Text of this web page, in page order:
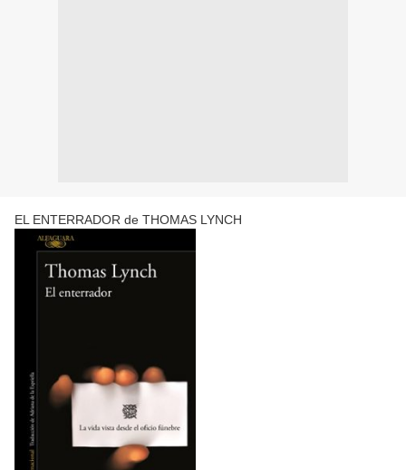
EL ENTERRADOR de THOMAS LYNCH